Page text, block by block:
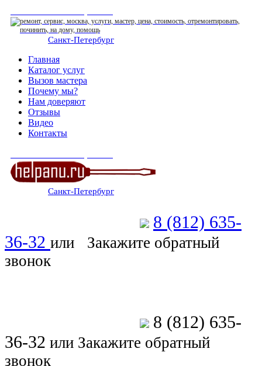
Санкт-Петербург
Главная
Каталог услуг
Вызов мастера
Почему мы?
Нам доверяют
Отзывы
Видео
Контакты
Санкт-Петербург
8 (812) 635-
36-32 или
Закажите обратный
звонок
8 (812) 635-
36-32 или Закажите обратный
звонок